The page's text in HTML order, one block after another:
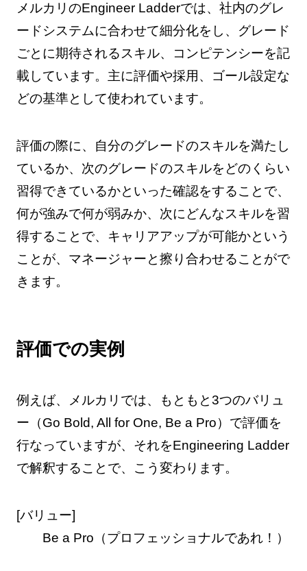
メルカリのEngineer Ladderでは、社内のグレ
ードシステムに合わせて細分化をし、グレード
ごとに期待されるスキル、コンピテンシーを記
載しています。主に評価や採用、ゴール設定な
どの基準として使われています。
評価の際に、自分のグレードのスキルを満たし
ているか、次のグレードのスキルをどのくらい
習得できているかといった確認をすることで、
何が強みで何が弱みか、次にどんなスキルを習
得することで、キャリアアップが可能かという
ことが、マネージャーと擦り合わせることがで
きます。
評価での実例
例えば、メルカリでは、もともと3つのバリュ
ー（Go Bold, All for One, Be a Pro）で評価を
行なっていますが、それをEngineering Ladder
で解釈することで、こう変わります。
[バリュー]
Be a Pro（プロフェッショナルであれ！）